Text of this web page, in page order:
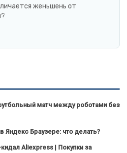
женьшень от
матч между роботами без
Яндекс Браузере: что делать?
Aliexpress | Покупки за